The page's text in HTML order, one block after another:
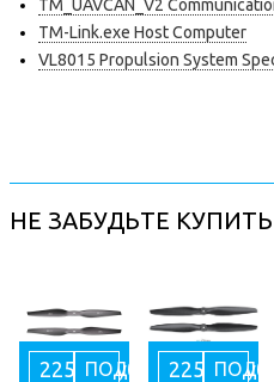
TM_UAVCAN_V2
TM-Link.exe Host Computer
VL8015 Propulsion System
НЕ ЗАБУДЬТЕ КУПИТЬ
22534 руб
ПОД
22534 руб
ПОД